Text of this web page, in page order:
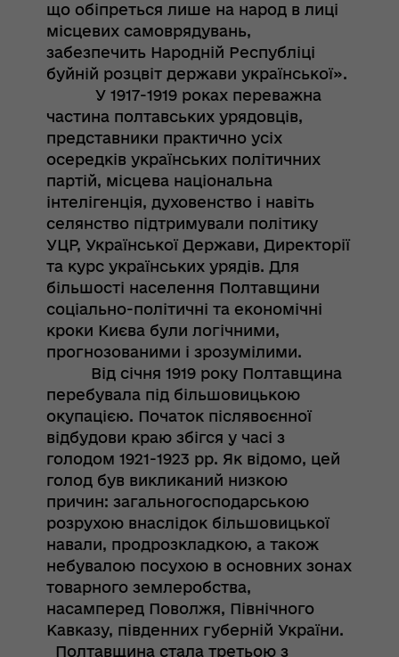
що обіпреться лише на народ в лиці
місцевих самоврядувань,
забезпечить Народній Республіці
буйній розцвіт держави української».
У 1917-1919 роках переважна
частина полтавських урядовців,
представники практично усіх
осередків українських політичних
партій, місцева національна
інтелігенція, духовенство і навіть
селянство підтримували політику
УЦР, Української Держави, Директорії
та курс українських урядів. Для
більшості населення Полтавщини
соціально-політичні та економічні
кроки Києва були логічними,
прогнозованими і зрозумілими.
Від січня 1919 року Полтавщина
перебувала під більшовицькою
окупацією. Початок післявоєнної
відбудови краю збігся у часі з
голодом 1921-1923 рр. Як відомо, цей
голод був викликаний низкою
причин: загальногосподарською
розрухою внаслідок більшовицької
навали, продрозкладкою, а також
небувалою посухою в основних зонах
товарного землеробства,
насамперед Поволжя, Північного
Кавказу, південних губерній України.
Полтавщина стала третьою з